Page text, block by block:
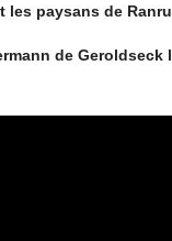
les paysans de
de